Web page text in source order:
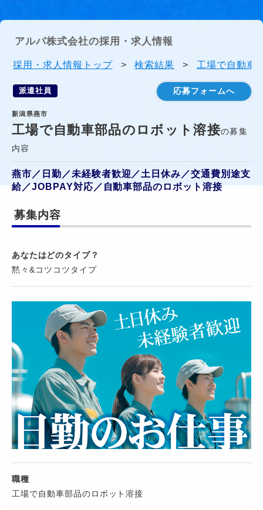
アルパ株式会社の採用・求人情報
採用・求人情報トップ > 検索結果 > 工場で自動車
派遣社員 応募フォームへ
新潟県燕市
工場で自動車部品のロボット溶接の募集
内容
燕市／日勤／未経験者歓迎／土日休み／交通費別途支
給／JOBPAY対応／自動車部品のロボット溶接
募集内容
あなたはどのタイプ？
黙々&コツコツタイプ
職種
工場で自動車部品のロボット溶接